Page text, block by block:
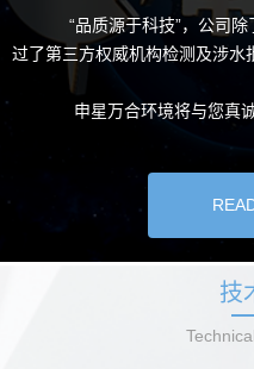
“品质源于科技”，公司除
过了第三方权威机构检测及涉水
申星万合环境将与您真诚
技